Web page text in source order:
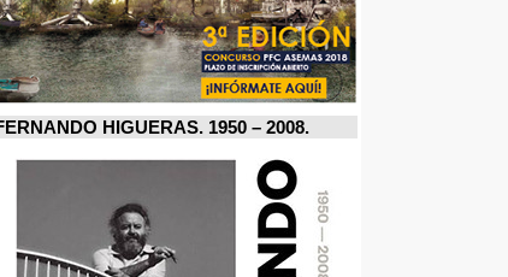
HIGUERAS. 1950 – 2008.